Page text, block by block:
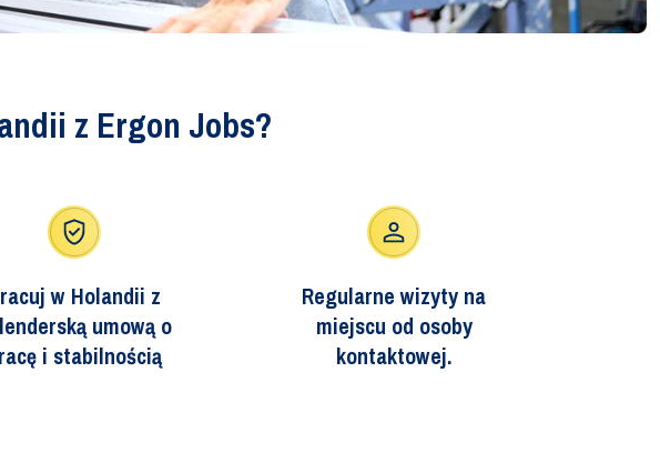
z Ergon Jobs?
w Holandii z
umową o
i stabilnością
Regularne wizyty na
miejscu od osoby
kontaktowej.